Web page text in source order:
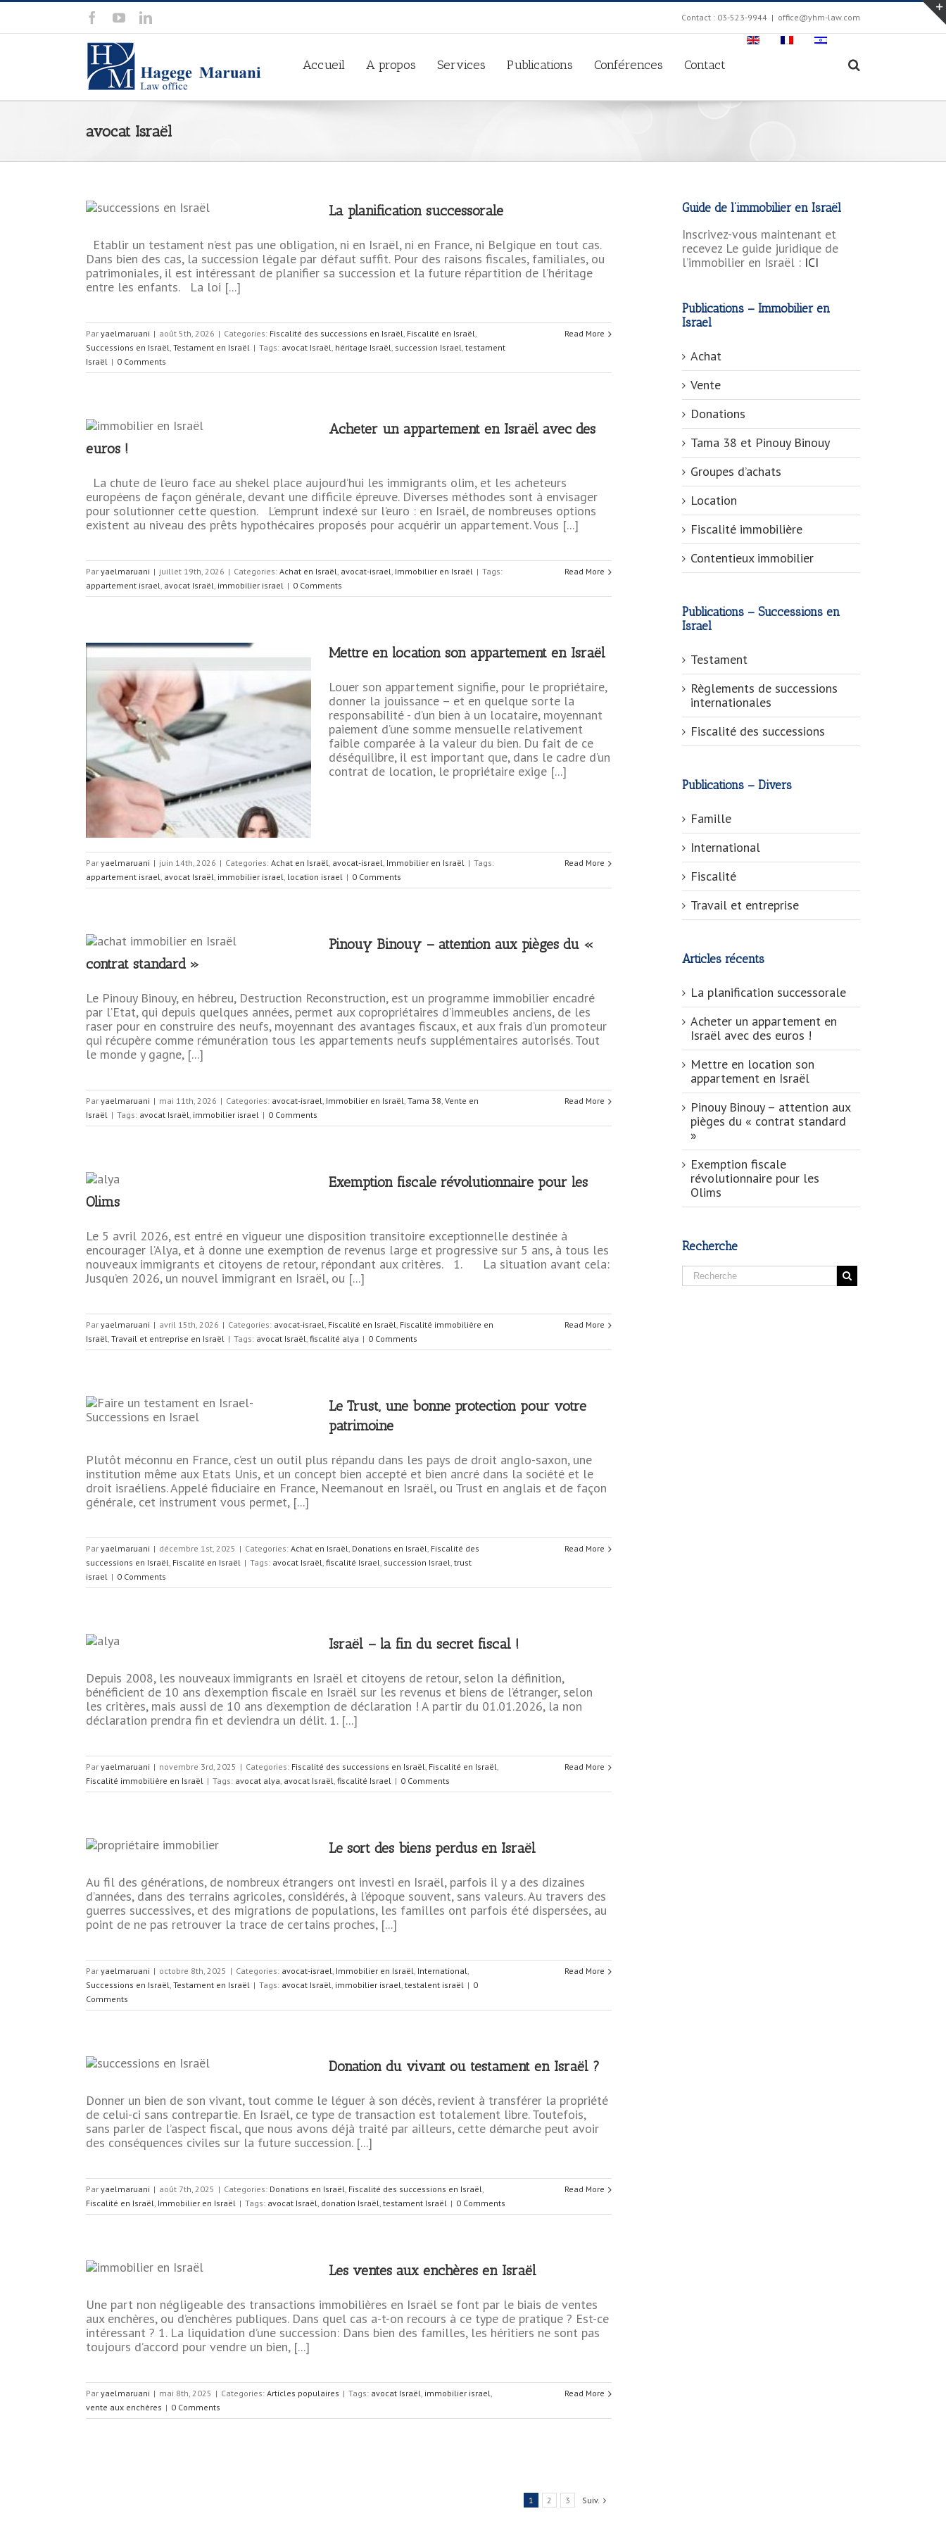
Contact : 03-523-9944 | office@yhm-law.com
Accueil A propos Services Publications Conférences Contact
avocat Israël
La planification successorale
Etablir un testament n’est pas une obligation, ni en Israël, ni en France, ni Belgique en tout cas.
Dans bien des cas, la succession légale par défaut suffit. Pour des raisons fiscales, familiales, ou
patrimoniales, il est intéressant de planifier sa succession et la future répartition de l’héritage
entre les enfants. La loi [...]
Par yaelmaruani | août 5th, 2026 | Categories: Fiscalité des successions en Israël, Fiscalité en Israël,
Successions en Israël, Testament en Israël | Tags: avocat Israël, héritage Israël, succession Israel, testament
Israël | 0 Comments
Read More
Acheter un appartement en Israël avec des
euros !
La chute de l’euro face au shekel place aujourd’hui les immigrants olim, et les acheteurs
européens de façon générale, devant une difficile épreuve. Diverses méthodes sont à envisager
pour solutionner cette question. L’emprunt indexé sur l’euro : en Israël, de nombreuses options
existent au niveau des prêts hypothécaires proposés pour acquérir un appartement. Vous [...]
Par yaelmaruani | juillet 19th, 2026 | Categories: Achat en Israël, avocat-israel, Immobilier en Israël | Tags:
appartement israel, avocat Israël, immobilier israel | 0 Comments
Read More
Mettre en location son appartement en Israël
Louer son appartement signifie, pour le propriétaire,
donner la jouissance – et en quelque sorte la
responsabilité - d’un bien à un locataire, moyennant
paiement d’une somme mensuelle relativement
faible comparée à la valeur du bien. Du fait de ce
déséquilibre, il est important que, dans le cadre d’un
contrat de location, le propriétaire exige [...]
Par yaelmaruani | juin 14th, 2026 | Categories: Achat en Israël, avocat-israel, Immobilier en Israël | Tags:
appartement israel, avocat Israël, immobilier israel, location israel | 0 Comments
Read More
Pinouy Binouy – attention aux pièges du «
contrat standard »
Le Pinouy Binouy, en hébreu, Destruction Reconstruction, est un programme immobilier encadré
par l’Etat, qui depuis quelques années, permet aux copropriétaires d’immeubles anciens, de les
raser pour en construire des neufs, moyennant des avantages fiscaux, et aux frais d’un promoteur
qui récupère comme rémunération tous les appartements neufs supplémentaires autorisés. Tout
le monde y gagne, [...]
Par yaelmaruani | mai 11th, 2026 | Categories: avocat-israel, Immobilier en Israël, Tama 38, Vente en
Israël | Tags: avocat Israël, immobilier israel | 0 Comments
Read More
Exemption fiscale révolutionnaire pour les
Olims
Le 5 avril 2026, est entré en vigueur une disposition transitoire exceptionnelle destinée à
encourager l’Alya, et à donne une exemption de revenus large et progressive sur 5 ans, à tous les
nouveaux immigrants et citoyens de retour, répondant aux critères. 1. La situation avant cela:
Jusqu’en 2026, un nouvel immigrant en Israël, ou [...]
Par yaelmaruani | avril 15th, 2026 | Categories: avocat-israel, Fiscalité en Israël, Fiscalité immobilière en
Israël, Travail et entreprise en Israël | Tags: avocat Israël, fiscalité alya | 0 Comments
Read More
Le Trust, une bonne protection pour votre
patrimoine
Plutôt méconnu en France, c’est un outil plus répandu dans les pays de droit anglo-saxon, une
institution même aux Etats Unis, et un concept bien accepté et bien ancré dans la société et le
droit israéliens. Appelé fiduciaire en France, Neemanout en Israël, ou Trust en anglais et de façon
générale, cet instrument vous permet, [...]
Par yaelmaruani | décembre 1st, 2025 | Categories: Achat en Israël, Donations en Israël, Fiscalité des
successions en Israël, Fiscalité en Israël | Tags: avocat Israël, fiscalité Israel, succession Israel, trust
israel | 0 Comments
Read More
Israël – la fin du secret fiscal !
Depuis 2008, les nouveaux immigrants en Israël et citoyens de retour, selon la définition,
bénéficient de 10 ans d’exemption fiscale en Israël sur les revenus et biens de l’étranger, selon
les critères, mais aussi de 10 ans d’exemption de déclaration ! A partir du 01.01.2026, la non
déclaration prendra fin et deviendra un délit. 1. [...]
Par yaelmaruani | novembre 3rd, 2025 | Categories: Fiscalité des successions en Israël, Fiscalité en Israël,
Fiscalité immobilière en Israël | Tags: avocat alya, avocat Israël, fiscalité Israel | 0 Comments
Read More
Le sort des biens perdus en Israël
Au fil des générations, de nombreux étrangers ont investi en Israël, parfois il y a des dizaines
d’années, dans des terrains agricoles, considérés, à l’époque souvent, sans valeurs. Au travers des
guerres successives, et des migrations de populations, les familles ont parfois été dispersées, au
point de ne pas retrouver la trace de certains proches, [...]
Par yaelmaruani | octobre 8th, 2025 | Categories: avocat-israel, Immobilier en Israël, International,
Successions en Israël, Testament en Israël | Tags: avocat Israël, immobilier israel, testalent israël | 0
Comments
Read More
Donation du vivant ou testament en Israël ?
Donner un bien de son vivant, tout comme le léguer à son décès, revient à transférer la propriété
de celui-ci sans contrepartie. En Israël, ce type de transaction est totalement libre. Toutefois,
sans parler de l’aspect fiscal, que nous avons déjà traité par ailleurs, cette démarche peut avoir
des conséquences civiles sur la future succession. [...]
Par yaelmaruani | août 7th, 2025 | Categories: Donations en Israël, Fiscalité des successions en Israël,
Fiscalité en Israël, Immobilier en Israël | Tags: avocat Israël, donation Israël, testament Israël | 0 Comments
Read More
Les ventes aux enchères en Israël
Une part non négligeable des transactions immobilières en Israël se font par le biais de ventes
aux enchères, ou d’enchères publiques. Dans quel cas a-t-on recours à ce type de pratique ? Est-ce
intéressant ? 1. La liquidation d’une succession: Dans bien des familles, les héritiers ne sont pas
toujours d’accord pour vendre un bien, [...]
Par yaelmaruani | mai 8th, 2025 | Categories: Articles populaires | Tags: avocat Israël, immobilier israel,
vente aux enchères | 0 Comments
Read More
1 2 3 Suiv.
Guide de l’immobilier en Israël
Inscrivez-vous maintenant et
recevez Le guide juridique de
l’immobilier en Israël : ICI
Publications – Immobilier en
Israel
Achat
Vente
Donations
Tama 38 et Pinouy Binouy
Groupes d’achats
Location
Fiscalité immobilière
Contentieux immobilier
Publications – Successions en
Israel
Testament
Règlements de successions
internationales
Fiscalité des successions
Publications – Divers
Famille
International
Fiscalité
Travail et entreprise
Articles récents
La planification successorale
Acheter un appartement en
Israël avec des euros !
Mettre en location son
appartement en Israël
Pinouy Binouy – attention aux
pièges du « contrat standard
»
Exemption fiscale
révolutionnaire pour les
Olims
Recherche